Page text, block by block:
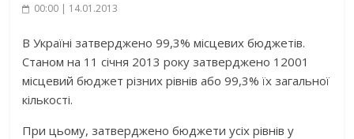
00:00 | 14.01.2013
В Україні затверджено 99,3% місцевих бюджетів.
Станом на 11 січня 2013 року затверджено 12001
місцевий бюджет різних рівнів або 99,3% їх загальної
кількості.
При цьому, затверджено бюджети усіх рівнів у